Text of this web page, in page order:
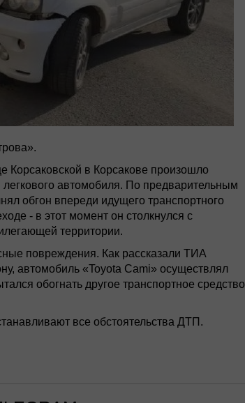
Корсаковской в Корсакове произошло
автомобиля. По предварительным
обгон впереди идущего транспортного
- в этот момент он столкнулся с
территории.
повреждения. Как рассказали ТИА
автомобиль «Toyota Cami» осуществлял
обогнать другое транспортное средство
все обстоятельства ДТП.